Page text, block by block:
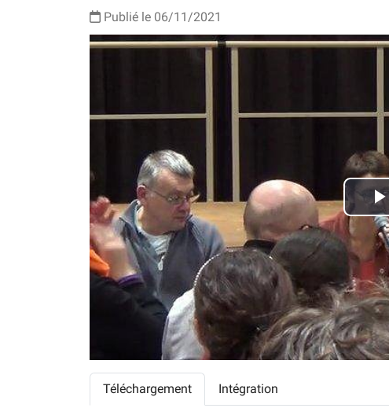
Publié le 06/11/2021
Téléchargement Intégration